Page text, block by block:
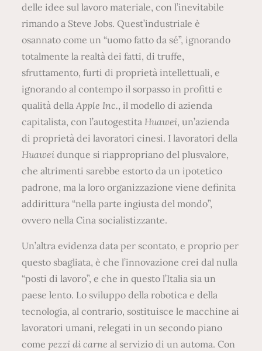
delle idee sul lavoro materiale, con l’inevitabile
rimando a Steve Jobs. Quest’industriale è
osannato come un “uomo fatto da sé”, ignorando
totalmente la realtà dei fatti, di truffe,
sfruttamento, furti di proprietà intellettuali, e
ignorando al contempo il sorpasso in profitti e
qualità dellaApple Inc., il modello di azienda
capitalista, con l’autogestita Huawei, un’azienda
di proprietà dei lavoratori cinesi. I lavoratori della
Huawei dunque si riappropriano del plusvalore,
che altrimenti sarebbe estorto da un ipotetico
padrone, ma la loro organizzazione viene definita
addirittura “nella parte ingiusta del mondo”,
ovvero nella Cina socialistizzante.
Un’altra evidenza data per scontato, e proprio per
questo sbagliata, è che l’innovazione crei dal nulla
“posti di lavoro”, e che in questo l’Italia sia un
paese lento. Lo sviluppo della robotica e della
tecnologia, al contrario, sostituisce le macchine ai
lavoratori umani, relegati in un secondo piano
comepezzi di carne al servizio di un automa. Con